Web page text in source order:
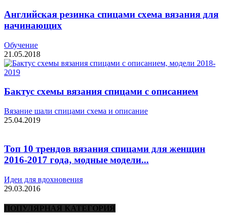
Английская резинка спицами схема вязания для
начинающих
Обучение
21.05.2018
Бактус схемы вязания спицами с описанием
Вязание шали спицами схема и описание
25.04.2019
Топ 10 трендов вязания спицами для женщин
2016-2017 года, модные модели...
Идеи для вдохновения
29.03.2016
ПОПУЛЯРНАЯ КАТЕГОРИЯ